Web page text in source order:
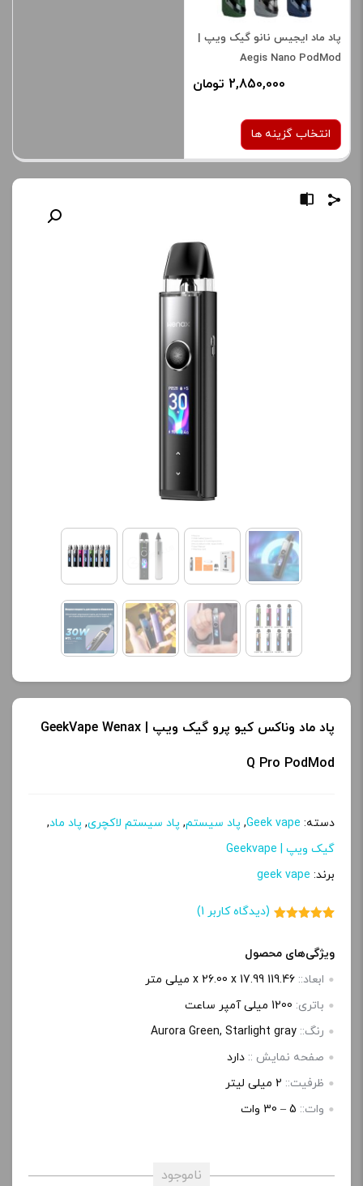
پاد ماد ایجیس نانو گیک ویپ |
Aegis Nano PodMod
2,850,000 تومان
انتخاب گزینه ها
برای فعال شدن سبد خرید و
محصول را از کادر بالا انتخاب
-
افزودن به سبد خرید
ک
ی
پاد ماد وناکس کیو پرو گیک ویپ | GeekVape Wenax
Q Pro PodMod
دسته: Geek vape
, پاد سیستم, پاد سیستم لاکچری, پاد ماد,
گیک ویپ | Geekvape
برند: geek vape
مشتری
(دیدگاه کاربر 1
)
ویژگی‌های محصول
ابعاد:: 119.46 x 26.00 x 17.99 میلی متر
باتری: 1200 میلی آمپر ساعت
رنگ:: Aurora Green, Starlight gray
صفحه‌ نمایش :: دارد
ظرفیت:: 2 میلی لیتر
وات:: 5 – 30 وات
ناموجود